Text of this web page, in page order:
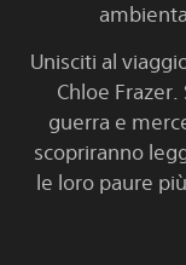
Unisciti al
Chloe
guerra e
scopriranno
le loro paure